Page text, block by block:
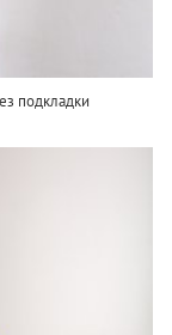
подкладки